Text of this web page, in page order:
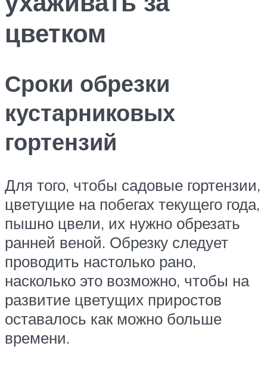
цветком
Сроки обрезки
кустарниковых
гортензий
Для того, чтобы садовые гортензии,
цветущие на побегах текущего года,
пышно цвели, их нужно обрезать
ранней веной. Обрезку следует
проводить настолько рано,
насколько это возможно, чтобы на
развитие цветущих приростов
оставалось как можно больше
времени.